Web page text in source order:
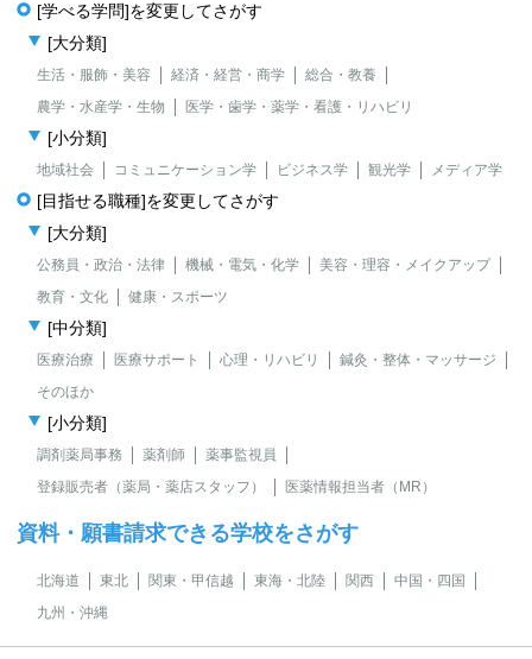
[学べる学問]を変更してさがす
[大分類]
生活・服飾・美容 経済・経営・商学
総合・教養
農学・水産学・生物
医学・歯学・薬学・看護・リハビリ
[小分類]
地域社会 コミュニケーション学 ビジネス学 観光学 メディア学
[目指せる職種]を変更してさがす
[大分類]
公務員・政治・法律 機械・電気・化学
美容・理容・メイクアップ
教育・文化
健康・スポーツ
[中分類]
医療治療 医療サポート 心理・リハビリ
鍼灸・整体・マッサージ
そのほか
[小分類]
調剤薬局事務 薬剤師
薬事監視員
登録販売者（薬局・薬店スタッフ）
医薬情報担当者（MR）
資料・願書請求できる学校をさがす
北海道 東北 関東・甲信越 東海・北陸 関西
中国・四国
九州・沖縄